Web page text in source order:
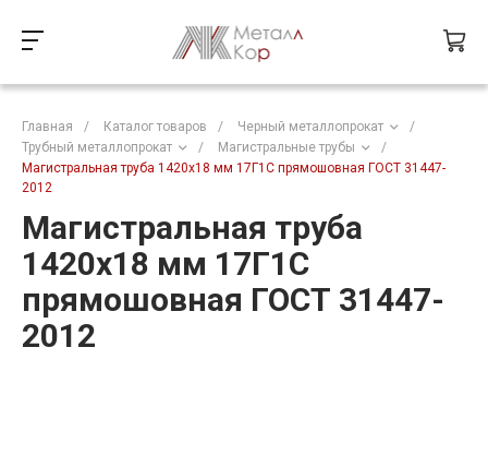
Главная / Каталог товаров / Черный металлопрокат
/
Трубный металлопрокат
/ Магистральные трубы
/
Магистральная труба 1420х18 мм 17Г1С прямошовная ГОСТ 31447-
2012
Магистральная труба
1420х18 мм 17Г1С
прямошовная ГОСТ 31447-
2012